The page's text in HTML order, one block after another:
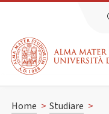
Home > Studiare >